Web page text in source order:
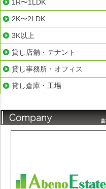
1R〜1LDK
2K〜2LDK
3K以上
貸し店舗・テナント
貸し事務所・オフィス
貸し倉庫・工場